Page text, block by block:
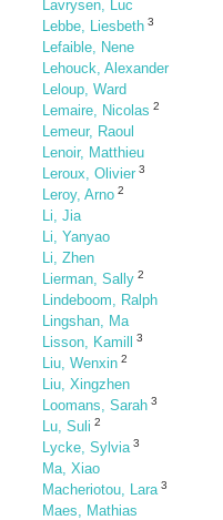
Lavrysen, Luc
Lebbe, Liesbeth 3
Lefaible, Nene
Lehouck, Alexander
Leloup, Ward
Lemaire, Nicolas 2
Lemeur, Raoul
Lenoir, Matthieu
Leroux, Olivier 3
Leroy, Arno 2
Li, Jia
Li, Yanyao
Li, Zhen
Lierman, Sally 2
Lindeboom, Ralph
Lingshan, Ma
Lisson, Kamill
3
Liu, Wenxin 2
Liu, Xingzhen
Loomans, Sarah 3
Lu, Suli 2
Lycke, Sylvia 3
Ma, Xiao
Macheriotou, Lara 3
Maes, Mathias